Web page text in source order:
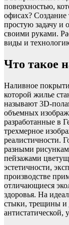
поверхностью,
офисах? Создание
простую задачу и
своими руками.
виды и
Что такое
Наливное
которой жилье
называют 3D-
объемных
разработанные в
трехмерное
реалистичности.
разными
пейзажами
эстетичности,
производстве
отличающиеся
здоровья. На
стыки, трещины и
антистатической,